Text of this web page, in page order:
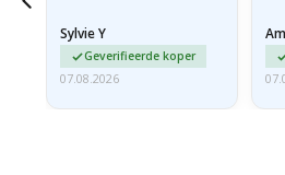
beetje…
Sylvie Y
Geverifieerde koper
07.08.2026